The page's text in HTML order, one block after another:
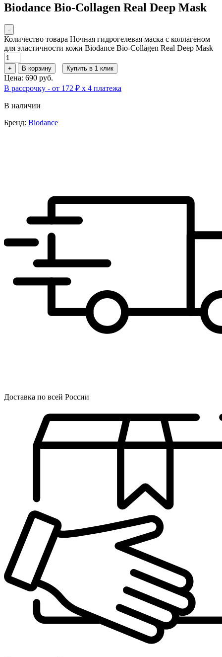
Biodance Bio-Collagen Real Deep Mask
-
Количество товара Ночная гидрогелевая маска с коллагеном
для эластичности кожи Biodance Bio-Collagen Real Deep Mask
+ В корзину Купить в 1 клик
Цена: 690 руб.
В рассрочку - от 172 ₽ х 4 платежа
В наличии
Бренд: Biodance
Доставка по всей России